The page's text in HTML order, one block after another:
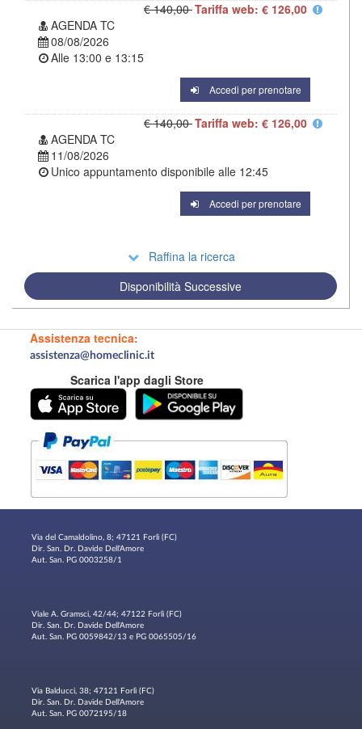
€ 140,00Tariffa web: € 126,00
AGENDA TC
08/08/2026
Alle 13:00 e 13:15
Accedi per prenotare
€ 140,00Tariffa web: € 126,00
AGENDA TC
11/08/2026
Unico appuntamento disponibile alle 12:45
Accedi per prenotare
Raffina la ricerca
Disponibilità Successive
Assistenza tecnica:
assistenza@homeclinic.it
Scarica l'app dagli Store
Via del Camaldolino, 8; 47121 Forlì (FC)
Dir. San. Dr. Davide Dell'Amore
Aut. San. PG 0003258/1
Viale A. Gramsci, 42/44; 47122 Forlì (FC)
Dir. San. Dr. Davide Dell'Amore
Aut. San. PG 0059842/13 e PG 0065505/16
Via Balducci, 38; 47121 Forlì (FC)
Dir. San. Dr. Davide Dell'Amore
Aut. San. PG 0072195/18